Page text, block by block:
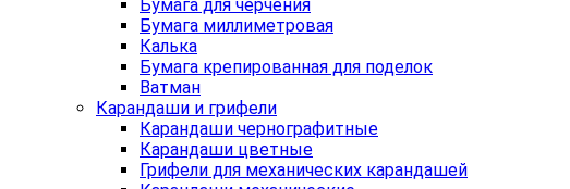
Бумага для черчения
Бумага миллиметровая
Калька
Бумага крепированная для поделок
Ватман
Карандаши и грифели
Карандаши чернографитные
Карандаши цветные
Грифели для механических карандашей